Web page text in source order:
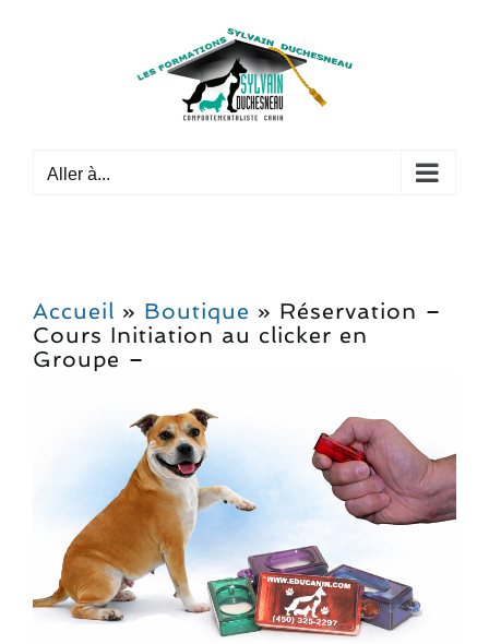
Aller à...
Accueil » Boutique » Réservation –
Cours Initiation au clicker en
Groupe –